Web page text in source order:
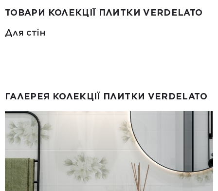
ТОВАРИ КОЛЕКЦІЇ ПЛИТКИ VERDELATO
Для стін
ГАЛЕРЕЯ КОЛЕКЦІЇ ПЛИТКИ VERDELATO